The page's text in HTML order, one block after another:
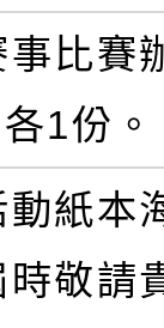
事比賽
1份。
動紙本
敬請